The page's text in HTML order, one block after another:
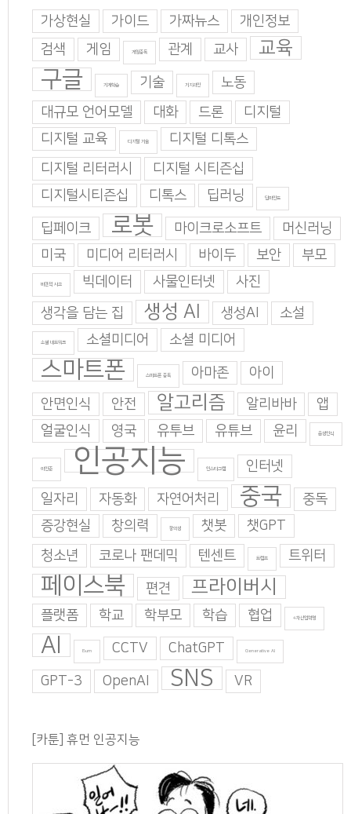
가상현실 가이드 가짜뉴스
개인정보
검색
게임 게임중독 관계 교사 교육
구글 기계학습 기술 기지과인
노동
대규모 언어모델
대화 드론
디지털
디지털 교육
디지털 기술
디지털 디톡스
디지털 리터러시
디지털 시티즌십
디지털시티즌십
디톡스 딥러닝 딥마인드
딥페이크 로봇 마이크로소프트
머신러닝
미국
미디어 리터러시 바이두 보안 부모
비판적 사고 빅데이터 사물인터넷
사진
생각을 담는 집
생성 AI 생성AI 소설
소셜 네트워크 소셜미디어 소셜 미디어
스마트폰 스마트폰 중독 아마존
아이
안면인식
안전 알고리즘 알리바바
앱
얼굴인식
영국 유투브 유튜브 윤리 음성인식
이인준 인공지능 인스타그램 인터넷
일자리 자동화 자연어처리 중국
중독
증강현실
창의력 창의성 챗봇
챗GPT
청소년
코로나 팬데믹 텐센트 트럼프 트위터
페이스북 편견 프라이버시
플랫폼 학교 학부모 학습 협업 4차산업혁명
AI Burn CCTV ChatGPT Generative AI
GPT-3 OpenAI SNS VR
[카툰] 휴먼 인공지능